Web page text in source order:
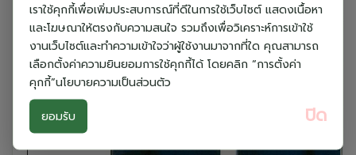
เราใช้คุกกี้เพื่อเพิ่มประสบการณ์ที่ดีในการใช้เว็บไซต์ แสดงเนื้อหา
และโฆษณาให้ตรงกับความสนใจ รวมถึงเพื่อวิเคราะห์การเข้าใช้
งานเว็บไซต์และทำความเข้าใจว่าผู้ใช้งานมาจากที่ใด คุณสามารถ
เลือกตั้งค่าความยินยอมการใช้คุกกี้ได้ โดยคลิก “การตั้งค่า
คุกกี้”นโยบายความเป็นส่วนตัว
ยอมรับ ปิด